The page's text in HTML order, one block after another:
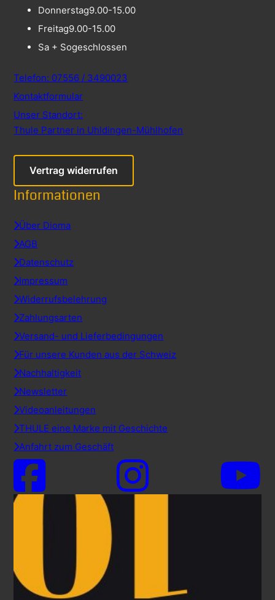
Donnerstag9.00-15.00
Freitag9.00-15.00
Sa + Sogeschlossen
Telefon: 07556 / 3490023
Kontaktformular
Unser Standort:
Thule Partner in Uhldingen-Mühlhofen
Vertrag widerrufen
Informationen
Über Dioma
AGB
Datenschutz
Impressum
Widerrufsbelehrung
Zahlungsarten
Versand- und Lieferbedingungen
Für unsere Kunden aus der Schweiz
Nachhaltigkeit
Newsletter
Videoanleitungen
THULE eine Marke mit Geschichte
Anfahrt zum Geschäft